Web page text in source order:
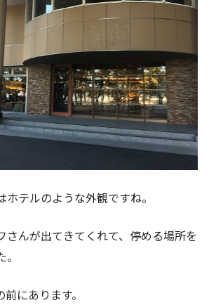
テルのような外観ですね。
さんが出てきてくれて、停める場所を
にあります。